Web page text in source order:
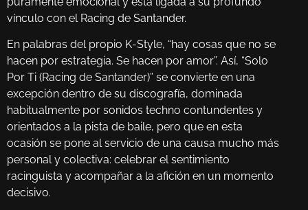
vínculo con el Racing de Santander.
En palabras del propio K-Style, “hay cosas que no se
hacen por estrategia. Se hacen por amor”. Así, “Solo
Por Ti (Racing de Santander)” se convierte en una
excepción dentro de su discografía, dominada
habitualmente por sonidos techno contundentes y
orientados a la pista de baile, pero que en esta
ocasión se pone al servicio de una causa mucho más
personal y colectiva: celebrar el sentimiento
racinguista y acompañar a la afición en un momento
decisivo.